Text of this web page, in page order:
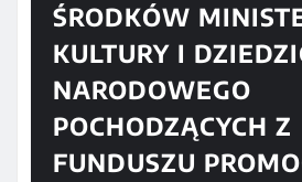
ŚRODKÓW
KULTURY I
NARODOWEGO
POCHODZĄCYCH Z
FUNDUSZU